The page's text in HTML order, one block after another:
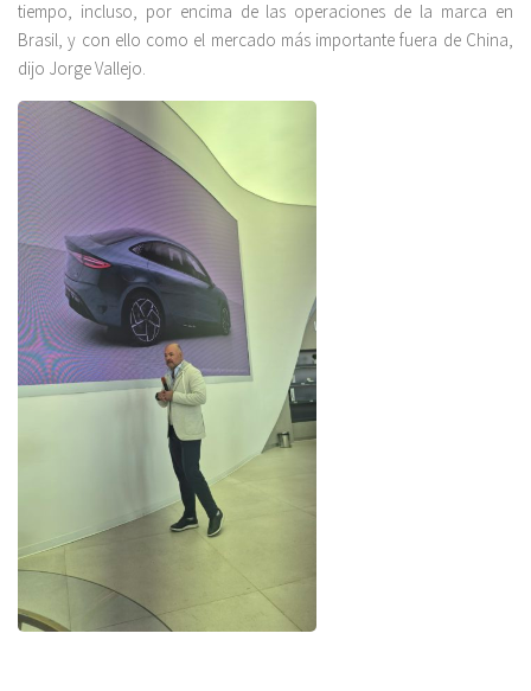
tiempo, incluso, por encima de las operaciones de la marca en
Brasil, y con ello como el mercado más importante fuera de China,
dijo Jorge Vallejo.